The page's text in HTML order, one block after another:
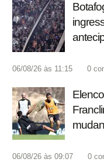
06/08/26 às 11:15 0
06/08/26 às 09:07 0